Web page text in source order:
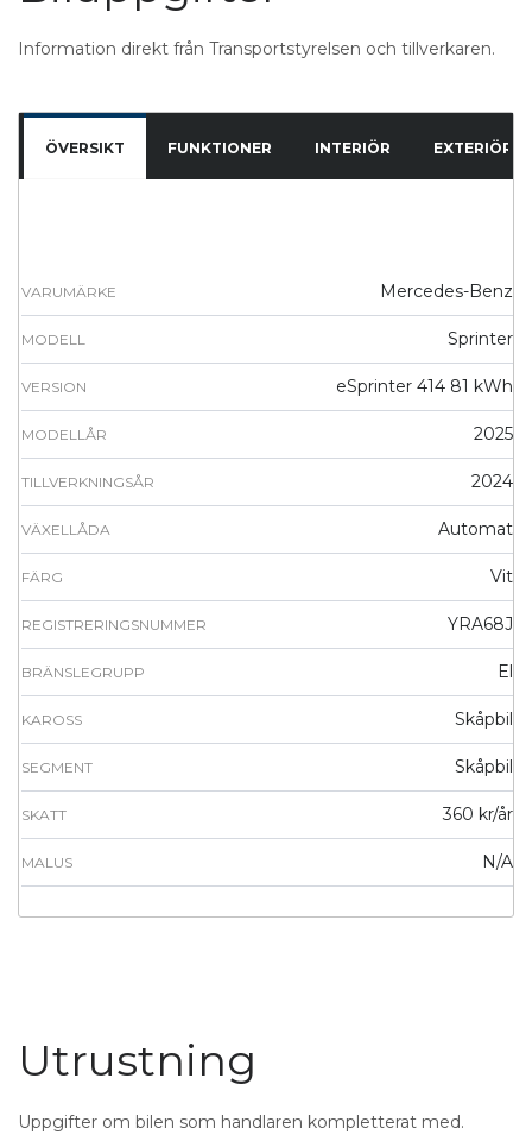
Information direkt från Transportstyrelsen och tillverkaren.
ÖVERSIKT FUNKTIONER INTERIÖR EXTERIÖR
VARUMÄRKE Mercedes-Benz
MODELL Sprinter
VERSION eSprinter 414 81 kWh
MODELLÅR 2025
TILLVERKNINGSÅR 2024
VÄXELLÅDA Automat
FÄRG Vit
REGISTRERINGSNUMMER YRA68J
BRÄNSLEGRUPP El
KAROSS Skåpbil
SEGMENT Skåpbil
SKATT 360 kr/år
MALUS N/A
Utrustning
Uppgifter om bilen som handlaren kompletterat med.